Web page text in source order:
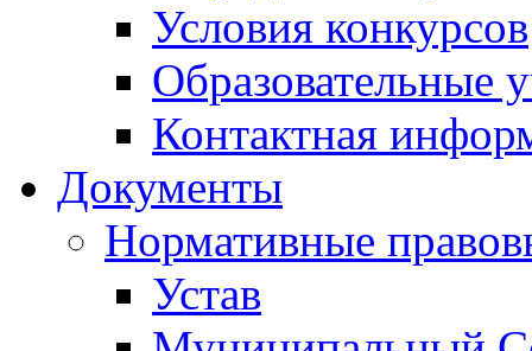
Условия конкурсов
Образовательные
Контактная
Документы
Нормативные
Устав